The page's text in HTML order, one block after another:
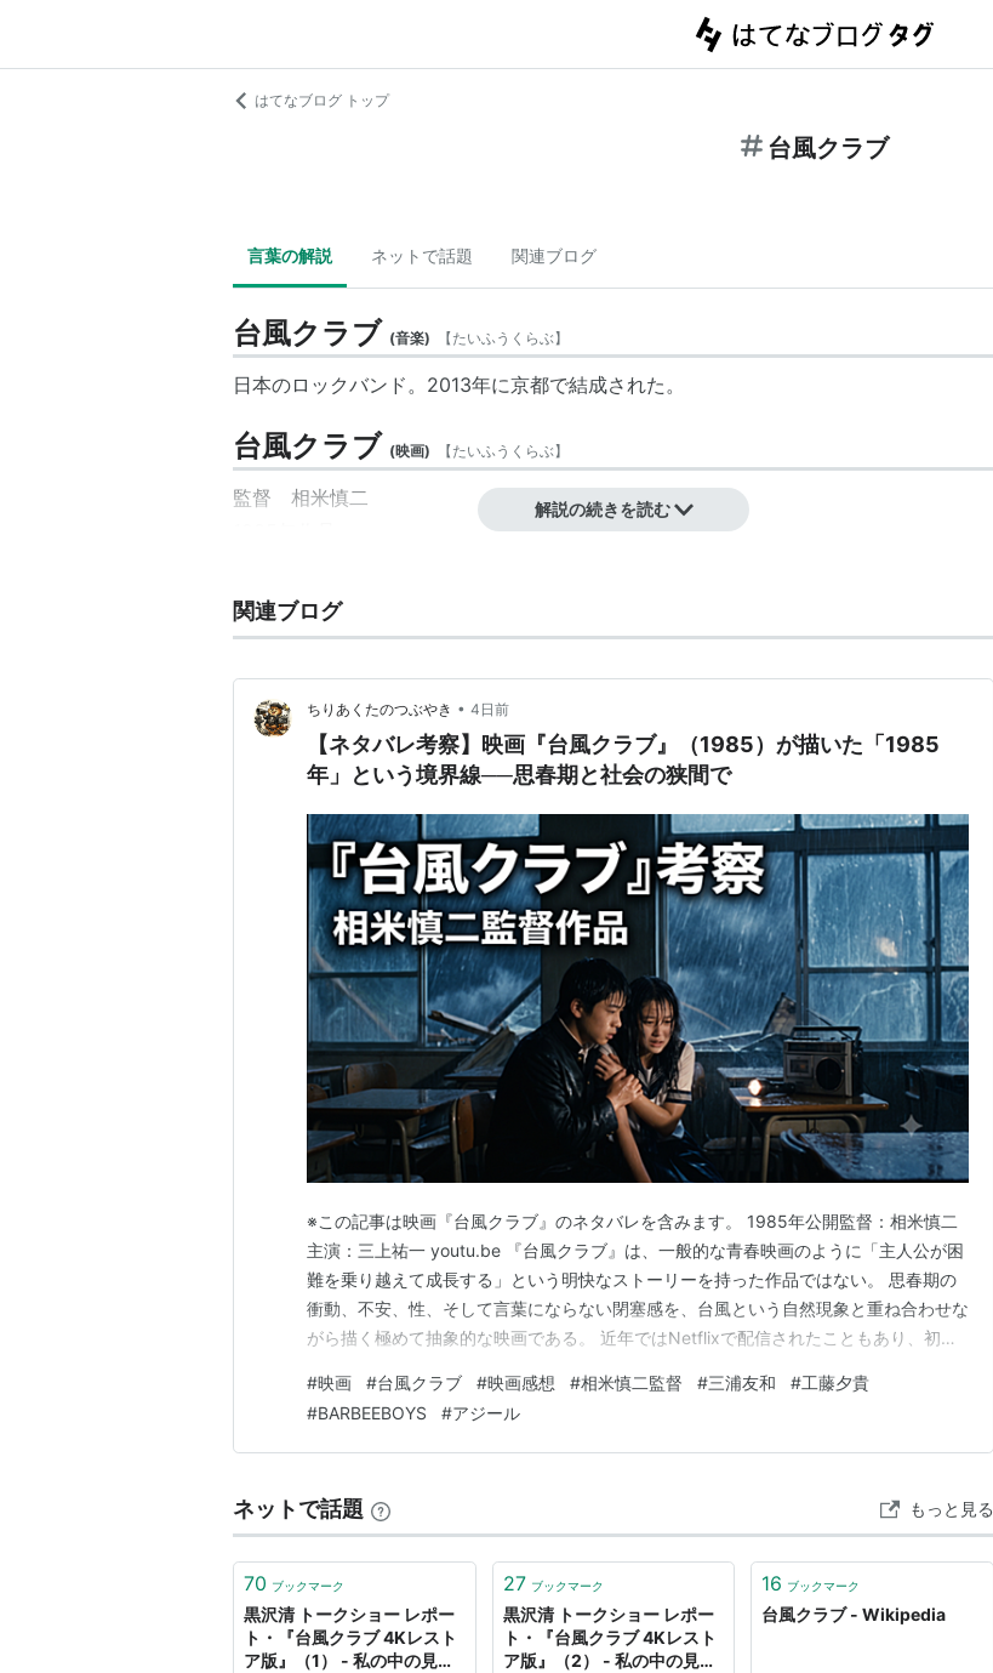
はてなブログ トップ
台風クラブ
言葉の解説 ネットで話題 関連ブログ
台風クラブ (音楽) 【たいふうくらぶ】
日本のロックバンド。2013年に京都で結成された。
台風クラブ (映画) 【たいふうくらぶ】
監督 相米慎二
出版社/メーカー:ジェネオン エンタテインメント
メディア:DVD
購入: 5人 クリック
この商品を含むブログ (132件) を見る
解説の続きを読む
関連ブログ
ちりあくたのつぶやき • 4日前
【ネタバレ考察】映画『台風クラブ』（1985）が描いた「1985
年」という境界線──思春期と社会の狭間で
※この記事は映画『台風クラブ』のネタバレを含みます。 1985年公開監督：相米慎二
主演：三上祐一 youtu.be 『台風クラブ』は、一般的な青春映画のように「主人公が困
難を乗り越えて成長する」という明快なストーリーを持った作品ではない。 思春期の
衝動、不安、性、そして言葉にならない閉塞感を、台風という自然現象と重ね合わせな
がら描く極めて抽象的な映画である。 近年ではNetflixで配信されたこともあり、初め
か」と戸惑う人も多いと思う。 私は本作を、「1985年」という時代そのものを映し出
した作品として見ると非常に腑に…
#映画 #台風クラブ #映画感想 #相米慎二監督 #三浦友和 #工藤夕貴
#BARBEEBOYS #アジール
ネットで話題 もっと見る
70 ブックマーク
黒沢清 トークショー レポー
ト・『台風クラブ 4Kレスト
ア版』（1） - 私の中の見え
27 ブックマーク
黒沢清 トークショー レポー
ト・『台風クラブ 4Kレスト
ア版』（2） - 私の中の見え
16 ブックマーク
台風クラブ - Wikipedia